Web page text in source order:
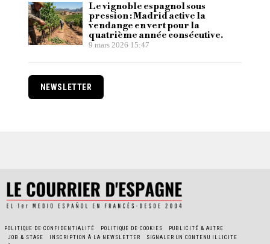
Le vignoble espagnol sous
pression : Madrid active la
vendange en vert pour la
quatrième année consécutive.
9 mars 2026 15:47
NEWSLETTER
POLITIQUE DE CONFIDENTIALITÉ POLITIQUE DE COOKIES
PUBLICITÉ & AUTRE
JOB & STAGE
INSCRIPTION À LA NEWSLETTER
SIGNALER UN CONTENU ILLICITE